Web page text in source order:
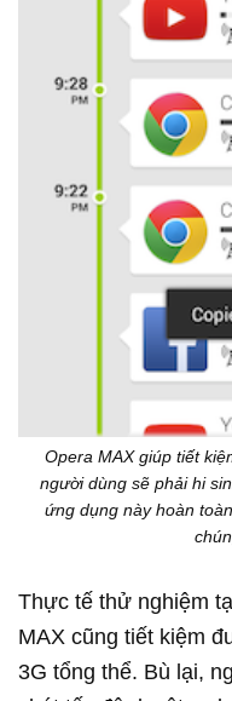
Opera MAX giúp tiết
người dùng sẽ phải hi
ứng dụng này hoàn
Thực tế thử nghiệm
MAX cũng tiết kiệm
3G tổng thể. Bù lại,